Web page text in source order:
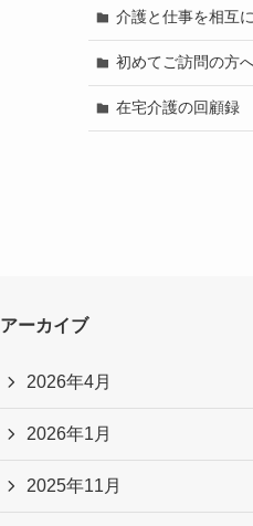
介護と仕事を相互
初めてご訪問の方
在宅介護の回顧録
アーカイブ
2026年4月
2026年1月
2025年11月